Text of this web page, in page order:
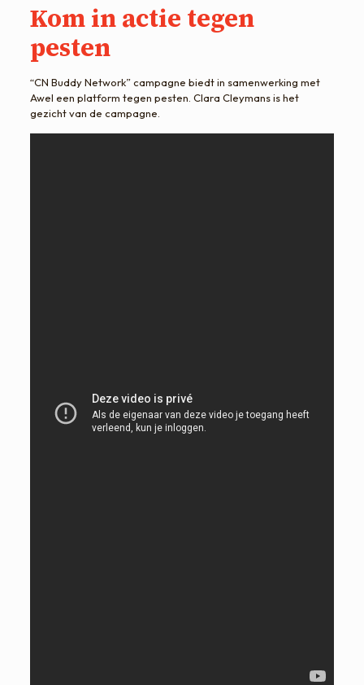
Kom in actie tegen
pesten
“CN Buddy Network” campagne biedt in samenwerking met
Awel een platform tegen pesten. Clara Cleymans is het
gezicht van de campagne.